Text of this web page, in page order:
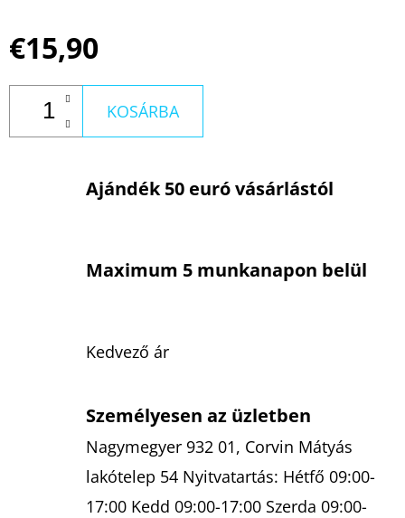
€15,90
KOSÁRBA
Ajándék 50 euró vásárlástól
Maximum 5 munkanapon belül
Kedvező ár
Személyesen az üzletben
Nagymegyer 932 01, Corvin Mátyás
lakótelep 54 Nyitvatartás: Hétfő 09:00-
17:00 Kedd 09:00-17:00 Szerda 09:00-